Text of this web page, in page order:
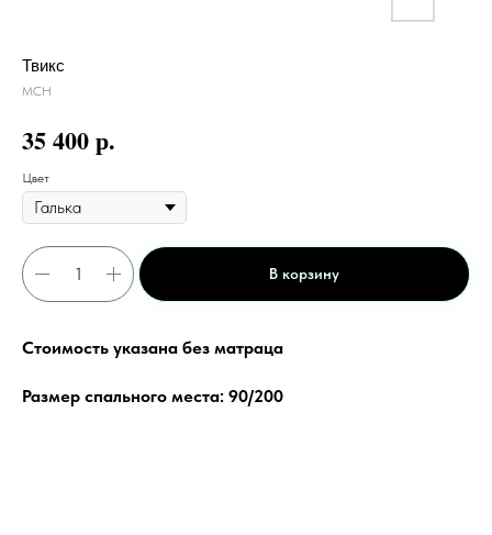
Твикс
МСН
35 400р.
Цвет
В корзину
Стоимость указана без матраца
Размер спального места: 90/200